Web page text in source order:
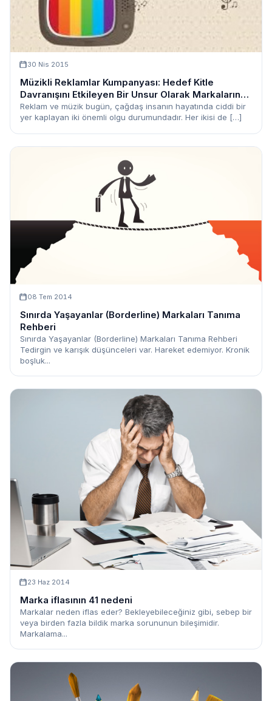
30 Nis 2015
Müzikli Reklamlar Kumpanyası: Hedef Kitle
Davranışını Etkileyen Bir Unsur Olarak Markaların
Müzikle İlişkisi
Reklam ve müzik bugün, çağdaş insanın hayatında ciddi bir
yer kaplayan iki önemli olgu durumundadır. Her ikisi de […]
08 Tem 2014
Sınırda Yaşayanlar (Borderline) Markaları Tanıma
Rehberi
Sınırda Yaşayanlar (Borderline) Markaları Tanıma Rehberi
Tedirgin ve karışık düşünceleri var. Hareket edemiyor. Kronik
boşluk...
23 Haz 2014
Marka iflasının 41 nedeni
Markalar neden iflas eder? Bekleyebileceğiniz gibi, sebep bir
veya birden fazla bildik marka sorununun bileşimidir.
Markalama...